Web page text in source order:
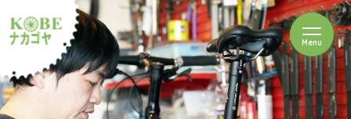
ルショップナカゴヤ
Menuを開閉